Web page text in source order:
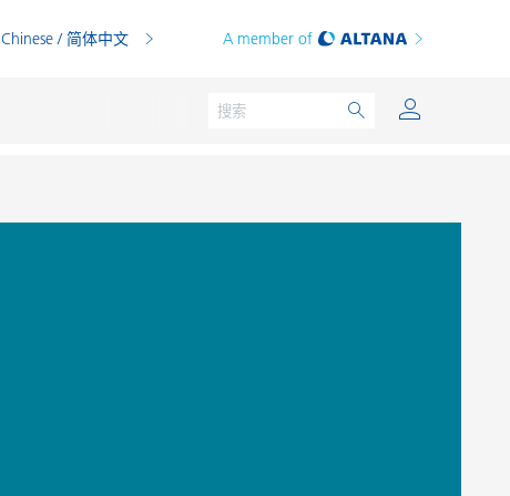
Chinese / 简体中文 A member of